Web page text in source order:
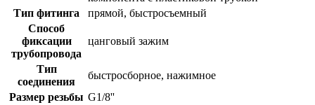
Тип фитинга
прямой, быстросъемный
Способ
фиксации
трубопровода
цанговый зажим
Тип
соединения
быстросборное, нажимное
Размер резьбы G1/8''